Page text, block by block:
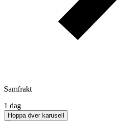
Samfrakt
1 dag
Hoppa över karusell